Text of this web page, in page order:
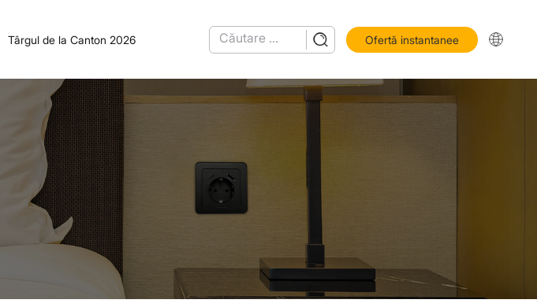
Târgul de la Canton 2026 Ofertă instantanee